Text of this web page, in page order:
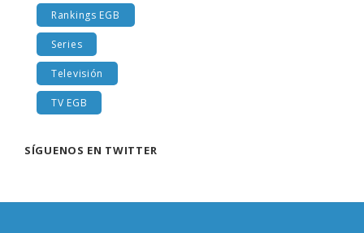
Rankings EGB
Series
Televisión
TV EGB
SÍGUENOS EN TWITTER